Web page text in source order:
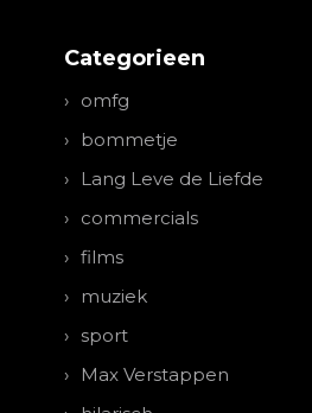
Categorieen
omfg
bommetje
Lang Leve de Liefde
commercials
films
muziek
sport
Max Verstappen